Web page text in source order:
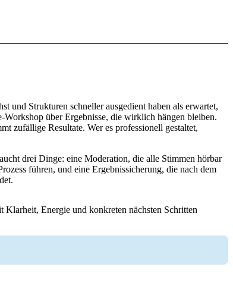
und Strukturen schneller ausgedient haben als erwartet,
Workshop über Ergebnisse, die wirklich hängen bleiben.
zufällige Resultate. Wer es professionell gestaltet,
drei Dinge: eine Moderation, die alle Stimmen hörbar
führen, und eine Ergebnissicherung, die nach dem
Energie und konkreten nächsten Schritten